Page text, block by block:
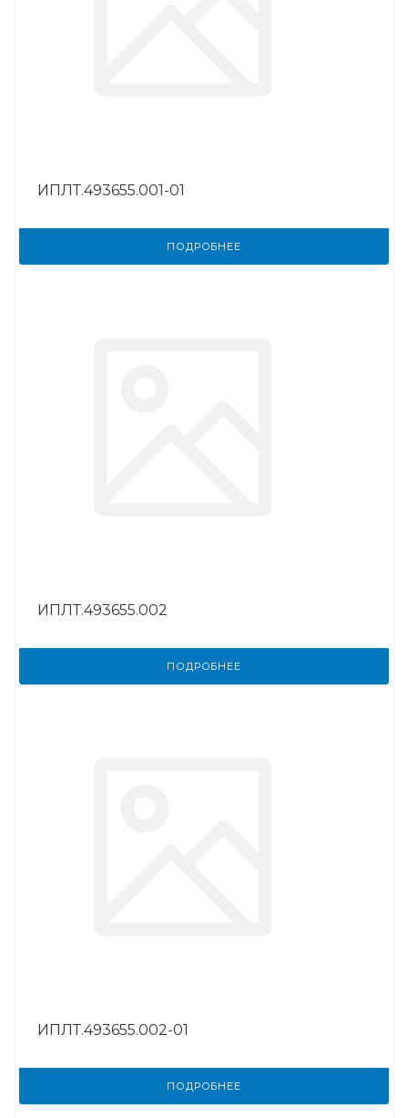
ИПЛТ.493655.001-01
ПОДРОБНЕЕ
ИПЛТ.493655.002
ПОДРОБНЕЕ
ИПЛТ.493655.002-01
ПОДРОБНЕЕ